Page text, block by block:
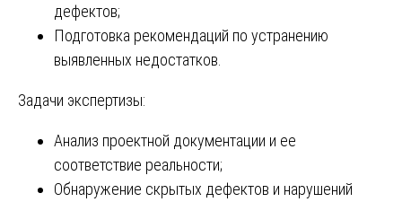
дефектов;
Подготовка рекомендаций по устранению
выявленных недостатков.
Задачи экспертизы:
Анализ проектной документации и ее
соответствие реальности;
Обнаружение скрытых дефектов и нарушений